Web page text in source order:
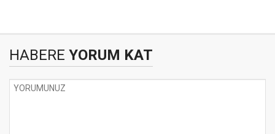
HABERE YORUM KAT